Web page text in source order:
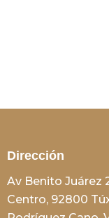
Dirección
Av Benito Juárez
Centro, 92800